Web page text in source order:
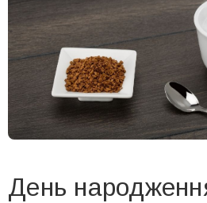
День